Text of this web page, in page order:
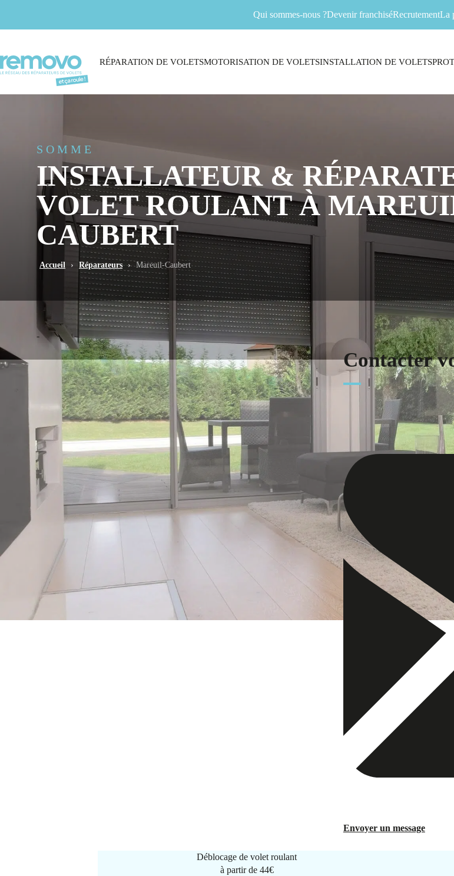
Qui sommes-nous ?Devenir franchiséRecrutementLa
RÉPARATION DE VOLETSMOTORISATION DE VOLETSINSTALLATION DE VOLETS
SOMME
INSTALLATEUR &
VOLET ROULANT À
CAUBERT
Accueil › Réparateurs › Mareuil-Caubert
-
Contacter
Envoyer un message
Déblocage de volet roulant
à partir de 44€